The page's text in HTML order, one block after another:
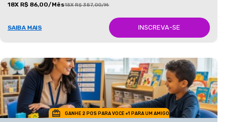
18X R$ 86,00/Mês18X R$ 387,00/Mês
SAIBA MAIS INSCREVA-SE
GANHE 2 POS PARA VOCE +1 PARA UM AMIGO